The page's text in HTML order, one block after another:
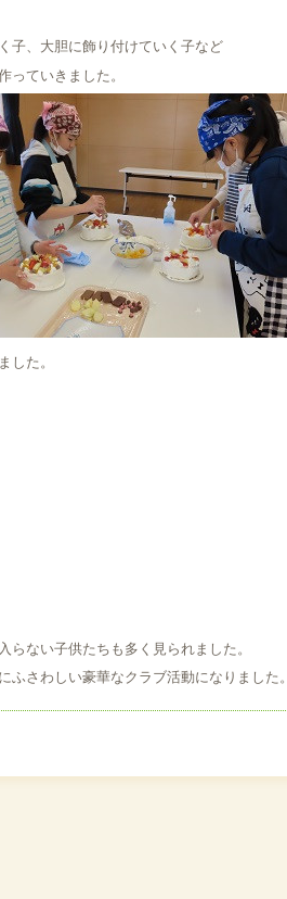
子、大胆に飾り付けていく子など
っていきました。
した。
ない子供たちも多く見られました。
さわしい豪華なクラブ活動になりました。